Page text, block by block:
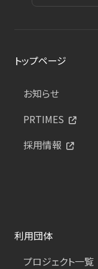
トップページ
お知らせ
PRTIMES
採用情報
利用団体
プロジェクト一覧